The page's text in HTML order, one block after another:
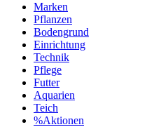
Marken
Pflanzen
Bodengrund
Einrichtung
Technik
Pflege
Futter
Aquarien
Teich
%Aktionen